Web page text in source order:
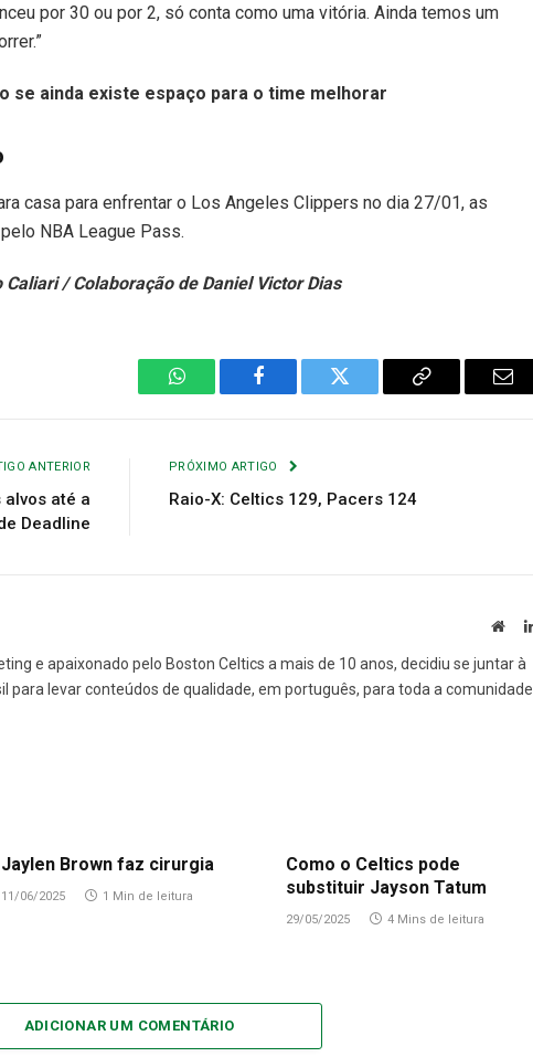
por 30 ou por 2, só conta como uma vitória. Ainda temos um
se ainda existe espaço para o time melhorar
casa para enfrentar o Los Angeles Clippers no dia 27/01, as
NBA League Pass.
/ Colaboração de Daniel Victor Dias
WhatsAppFacebook Twitter
Copiar
E-
ANTERIOR
até a
Deadline
PRÓXIMO ARTIGO
Raio-X: Celtics 129, Pacers 124
Site
e apaixonado pelo Boston Celtics a mais de 10 anos, decidiu se juntar à
para levar conteúdos de qualidade, em português, para toda a comunidade.
Jaylen Brown faz cirurgia
11/06/2025 1 Min de leitura
Como o Celtics pode
substituir Jayson Tatum
29/05/2025 4 Mins de leitura
ADICIONAR UM COMENTÁRIO